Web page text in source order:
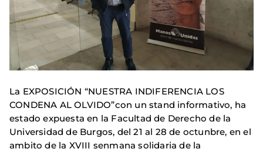
La EXPOSICIÓN “NUESTRA INDIFERENCIA LOS
CONDENA AL OLVIDO”con un stand informativo, ha
estado expuesta en la Facultad de Derecho de la
Universidad de Burgos, del 21 al 28 de octunbre, en el
ambito de la XVIII senmana solidaria de la